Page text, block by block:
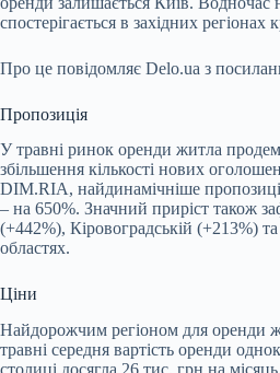
спостерігається в західних регіонах
Про це повідомляє Delo.ua з
Пропозиція
У травні ринок оренди житла
збільшення кількості нових
DIM.RIA, найдинамічніше
– на 650%. Значний приріст також
(+442%), Кіровоградській (+213%)
областях.
Ціни
Найдорожчим регіоном для оренди
травні середня вартість оренди